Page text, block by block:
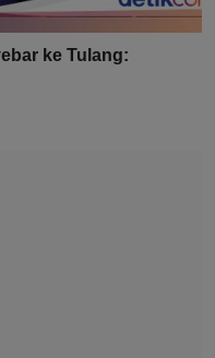
ke Tulang: